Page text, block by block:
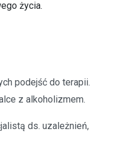
życia.
podejść do terapii.
z alkoholizmem.
ds. uzależnień,